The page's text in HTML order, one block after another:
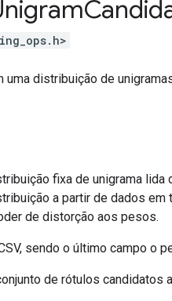
distribuição de
fixa de unigrama lida
a partir de dados em
de distorção aos pesos.
sendo o último campo o
de rótulos candidatos